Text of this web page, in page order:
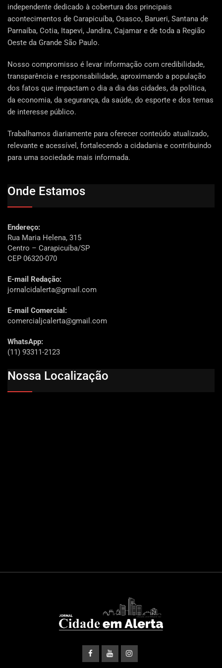
independente dedicado à cobertura dos principais
acontecimentos de Carapicuíba, Osasco, Barueri, Santana de
Parnaíba, Cotia, Itapevi, Jandira, Cajamar e de toda a Região
Oeste da Grande São Paulo.
Nosso compromisso é levar informação com credibilidade,
transparência e responsabilidade, aproximando a população
dos fatos que impactam o dia a dia das cidades, da política,
da economia, da segurança, da saúde, do esporte e dos temas
de interesse público.
Trabalhamos diariamente para oferecer conteúdo atualizado,
relevante e acessível, fortalecendo a cidadania e contribuindo
para uma sociedade mais informada.
Onde Estamos
Endereço:
Rua Maria Helena, 315
Centro – Carapicuíba/SP
CEP 06320-070
E-mail Redação:
jornalcidalerta@gmail.com
E-mail Comercial:
comercialjcalerta@gmail.com
WhatsApp:
(11) 93311-2123
Nossa Localização